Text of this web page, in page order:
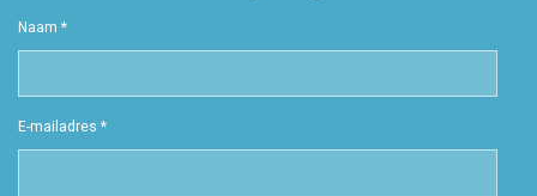
Naam *
E-mailadres *